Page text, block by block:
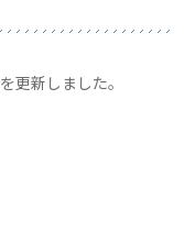
更新しました。